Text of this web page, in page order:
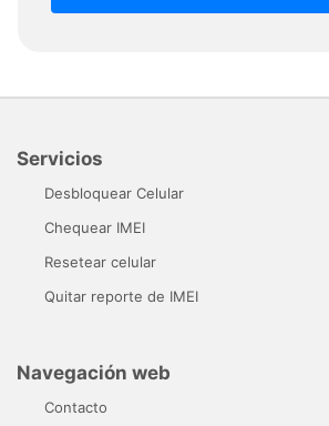
Servicios
Desbloquear Celular
Chequear IMEI
Resetear celular
Quitar reporte de IMEI
Navegación web
Contacto